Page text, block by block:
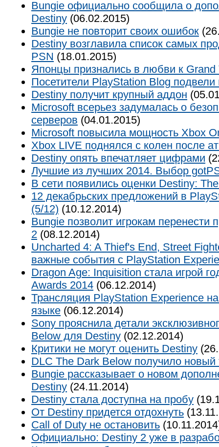
Bungie официально сообщила о
Destiny (06.02.2015)
Bungie не повторит своих ошибок
Destiny возглавила список самых
PSN (18.01.2015)
Японцы признались в любви к Grand
Посетители PlayStation Blog подвели
Destiny получит крупный аддон
Microsoft всерьез задумалась о
серверов (04.01.2015)
Microsoft повысила мощность Xbox
Xbox LIVE поднялся с колен после
Destiny опять впечатляет цифрами
Лучшие из лучших 2014. Выбор
В сети появились оценки Destiny:
12 декабрьских предложений в
(5/12) (10.12.2014)
Bungie позволит игрокам перенести
2 (08.12.2014)
Uncharted 4: A Thief's End, Street
важные события с PlayStation
Dragon Age: Inquisition стала игрой
Awards 2014 (06.12.2014)
Трансляция PlayStation Experience
языке (06.12.2014)
Sony прояснила детали
Below для Destiny (02.12.2014)
Критики не могут оценить Destiny
DLC The Dark Below получило новый
Bungie рассказывает о новом
Destiny (24.11.2014)
Destiny стала доступна на пробу
От Destiny придется отдохнуть
Call of Duty не остановить
Официально: Destiny 2 уже в